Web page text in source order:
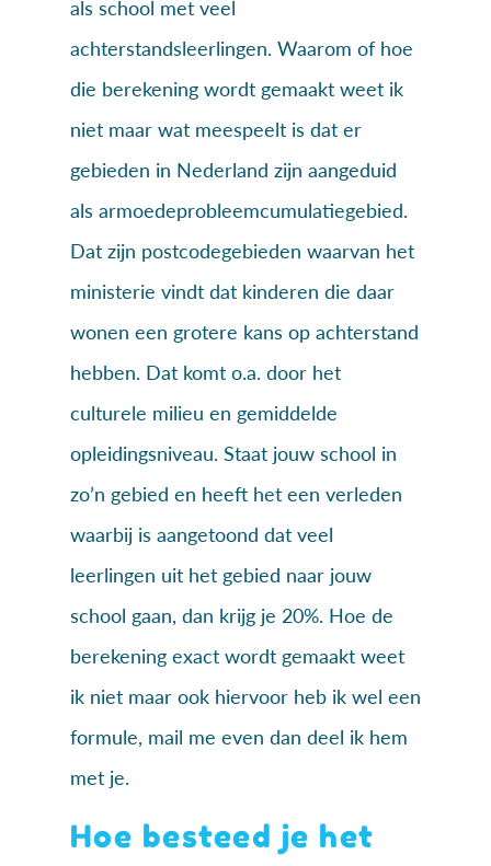
als school met veel
achterstandsleerlingen. Waarom of hoe
die berekening wordt gemaakt weet ik
niet maar wat meespeelt is dat er
gebieden in Nederland zijn aangeduid
als armoedeprobleemcumulatiegebied.
Dat zijn postcodegebieden waarvan het
ministerie vindt dat kinderen die daar
wonen een grotere kans op achterstand
hebben. Dat komt o.a. door het
culturele milieu en gemiddelde
opleidingsniveau. Staat jouw school in
zo’n gebied en heeft het een verleden
waarbij is aangetoond dat veel
leerlingen uit het gebied naar jouw
school gaan, dan krijg je 20%. Hoe de
berekening exact wordt gemaakt weet
ik niet maar ook hiervoor heb ik wel een
formule, mail me even dan deel ik hem
met je.
Hoe besteed je het